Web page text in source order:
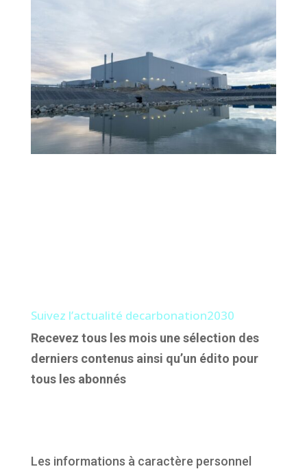
Suivez l’actualité decarbonation2030
Recevez tous les mois une sélection des
derniers contenus ainsi qu’un édito pour
tous les abonnés
Les informations à caractère personnel